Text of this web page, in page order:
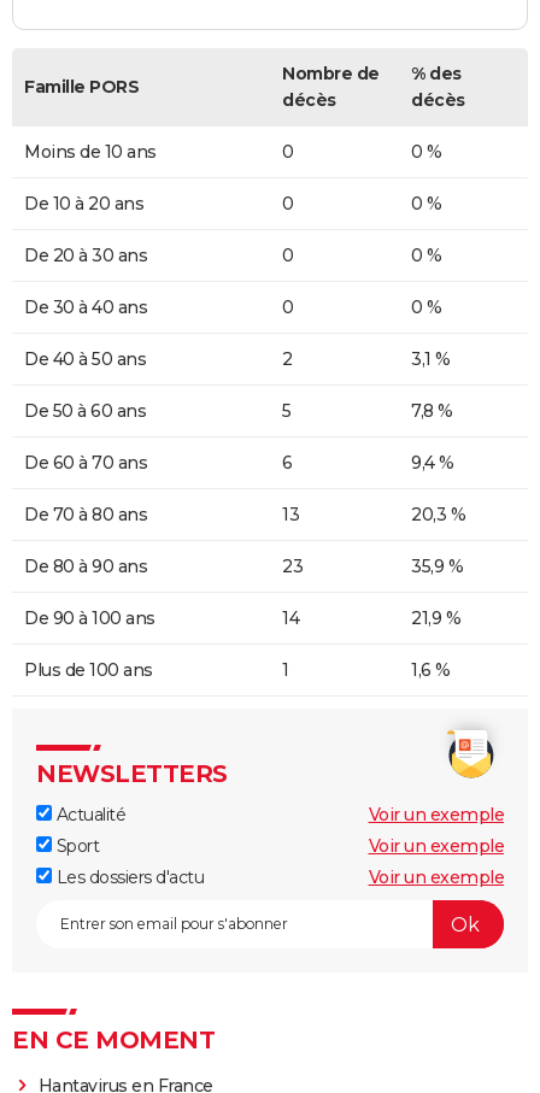
Famille PORS
Nombre de
décès
% des
décès
Moins de 10 ans 0 0 %
De 10 à 20 ans 0 0 %
De 20 à 30 ans 0 0 %
De 30 à 40 ans 0 0 %
De 40 à 50 ans 2 3,1 %
De 50 à 60 ans 5 7,8 %
De 60 à 70 ans 6 9,4 %
De 70 à 80 ans 13 20,3 %
De 80 à 90 ans 23 35,9 %
De 90 à 100 ans 14 21,9 %
Plus de 100 ans 1 1,6 %
NEWSLETTERS
Actualité
Voir un exemple
Sport
Voir un exemple
Les dossiers d'actu
Voir un exemple
EN CE MOMENT
Hantavirus en France